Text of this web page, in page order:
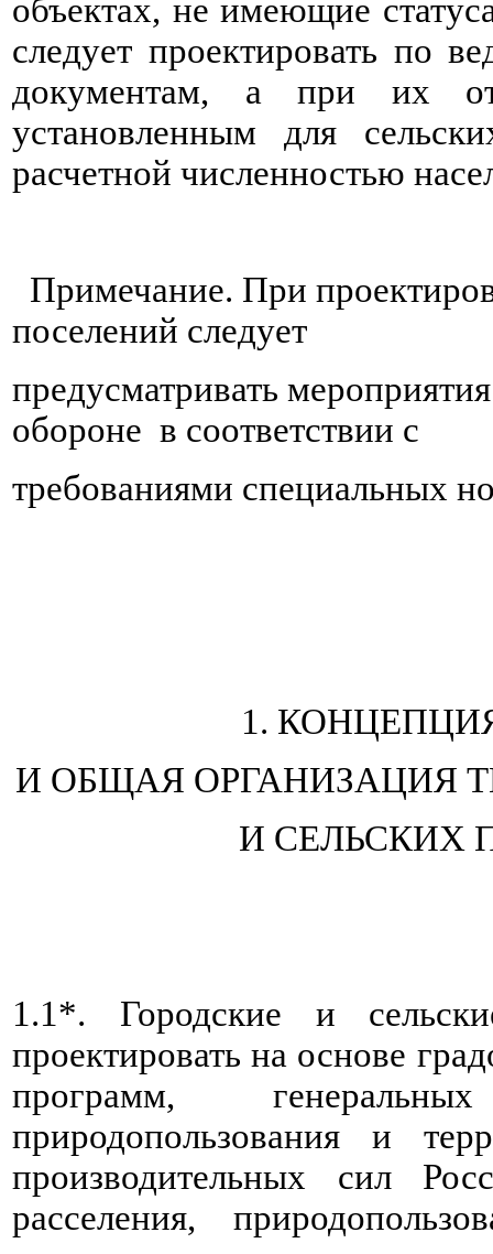
объектах, не имеющие
следует проектировать по
документам, а при их
установленным для
расчетной численностью
Примечание. При
поселений следует
предусматривать
обороне в соответствии с
требованиями специальных
1.
И ОБЩАЯ ОРГАНИЗАЦИЯ
И СЕЛЬСКИХ
1.1*. Городские и
проектировать на основе
программ,
природопользования и
производительных сил
расселения,